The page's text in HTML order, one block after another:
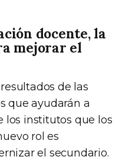
docente, la
mejorar el
de las
que ayudarán a
los institutos que los
rol es
el secundario.